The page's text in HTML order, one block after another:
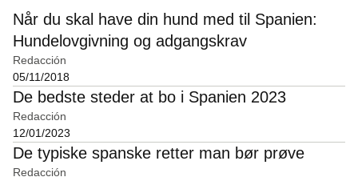
Når du skal have din hund med til Spanien:
Hundelovgivning og adgangskrav
Redacción
05/11/2018
De bedste steder at bo i Spanien 2023
Redacción
12/01/2023
De typiske spanske retter man bør prøve
Redacción